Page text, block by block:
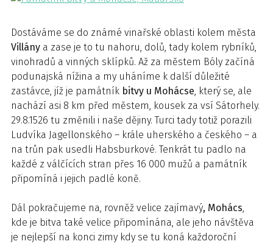
Dostáváme se do známé vinařské oblasti kolem města
Villány a zase je to tu nahoru, dolů, tady kolem rybníků,
vinohradů a vinných sklípků. Až za městem Bóly začíná
podunajská nížina a my uháníme k další důležité
zastávce, jíž je památník bitvy u Mohácse, který se, ale
nachází asi 8 km před městem, kousek za vsí Sátorhely.
29.8.1526 tu změnili i naše dějiny. Turci tady totiž porazili
Ludvíka Jagellonského – krále uherského a českého – a
na trůn pak usedli Habsburkové. Tenkrát tu padlo na
každé z válčících stran přes 16 000 mužů a památník
připomíná i jejich padlé koně.
Dál pokračujeme na, rovněž velice zajímavý, Mohács,
kde je bitva také velice připomínána, ale jeho návštěva
je nejlepší na konci zimy kdy se tu koná každoroční